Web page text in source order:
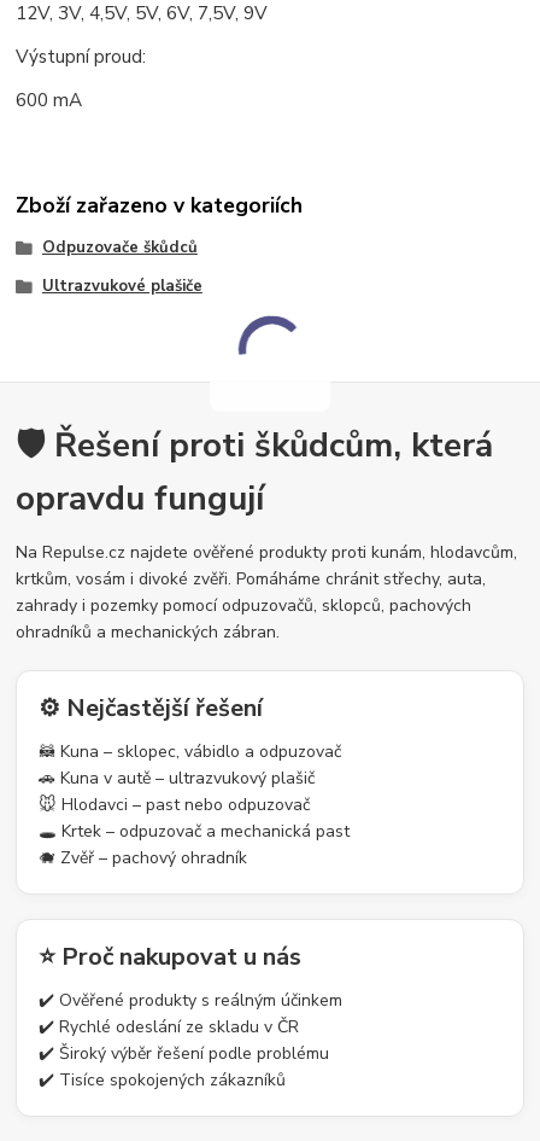
12V, 3V, 4,5V, 5V, 6V, 7,5V, 9V
Výstupní proud:
600 mA
Zboží zařazeno v kategoriích
Odpuzovače škůdců
Ultrazvukové plašiče
🛡️ Řešení proti škůdcům, která
opravdu fungují
Na Repulse.cz najdete ověřené produkty proti kunám, hlodavcům,
krtkům, vosám i divoké zvěři. Pomáháme chránit střechy, auta,
zahrady i pozemky pomocí odpuzovačů, sklopců, pachových
ohradníků a mechanických zábran.
⚙️ Nejčastější řešení
🦝 Kuna – sklopec, vábidlo a odpuzovač
🚗 Kuna v autě – ultrazvukový plašič
🐭 Hlodavci – past nebo odpuzovač
🕳️ Krtek – odpuzovač a mechanická past
🐗 Zvěř – pachový ohradník
⭐ Proč nakupovat u nás
✔️ Ověřené produkty s reálným účinkem
✔️ Rychlé odeslání ze skladu v ČR
✔️ Široký výběr řešení podle problému
✔️ Tisíce spokojených zákazníků